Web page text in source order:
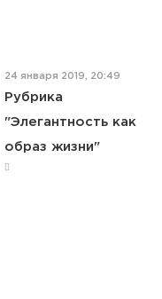
24 января 2019, 20:49
Рубрика
"Элегантность как
образ жизни"